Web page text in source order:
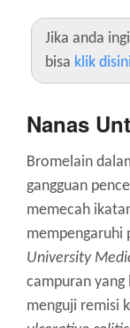
Jika anda
bisa klik disini
Nanas
Bromelain
gangguan
memecah
mempengaruhi
University
campuran yang
menguji remisi